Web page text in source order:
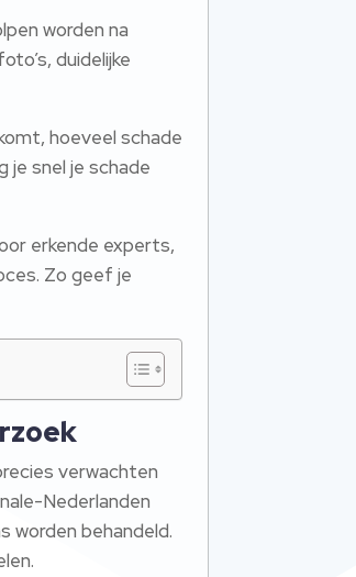
worden na
duidelijke
hoeveel schade
je snel je schade
erkende experts,
Zo geef je
verwachten
Nederlanden
worden behandeld.